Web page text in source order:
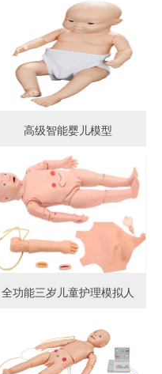
高级智能婴儿模型
全功能三岁儿童护理模拟人